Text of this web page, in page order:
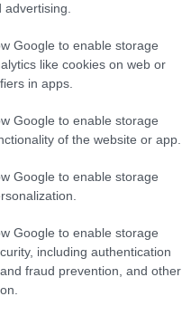
Google to enable storage
like cookies on web or
in apps.
Google to enable storage
of the website or app.
Google to enable storage
Google to enable storage
including authentication
fraud prevention, and other
hírek
UNITED
A VEZETŐSÉG RATCLIFFE-
NEK